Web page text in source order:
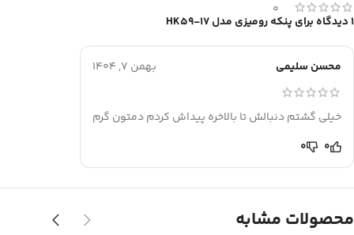
0
1 دیدگاه برای پنکه رومیزی مدل HK59-17
محسن سلیمی بهمن 7, 1404
خیلی گشتم دنبالش تا بالاخره پیداش کردم دمتون گرم
0
0
محصولات مشابه